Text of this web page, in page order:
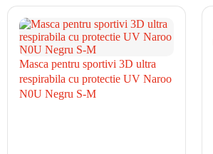
Masca pentru sportivi 3D ultra
respirabila cu protectie UV Naroo
N0U Negru S-M